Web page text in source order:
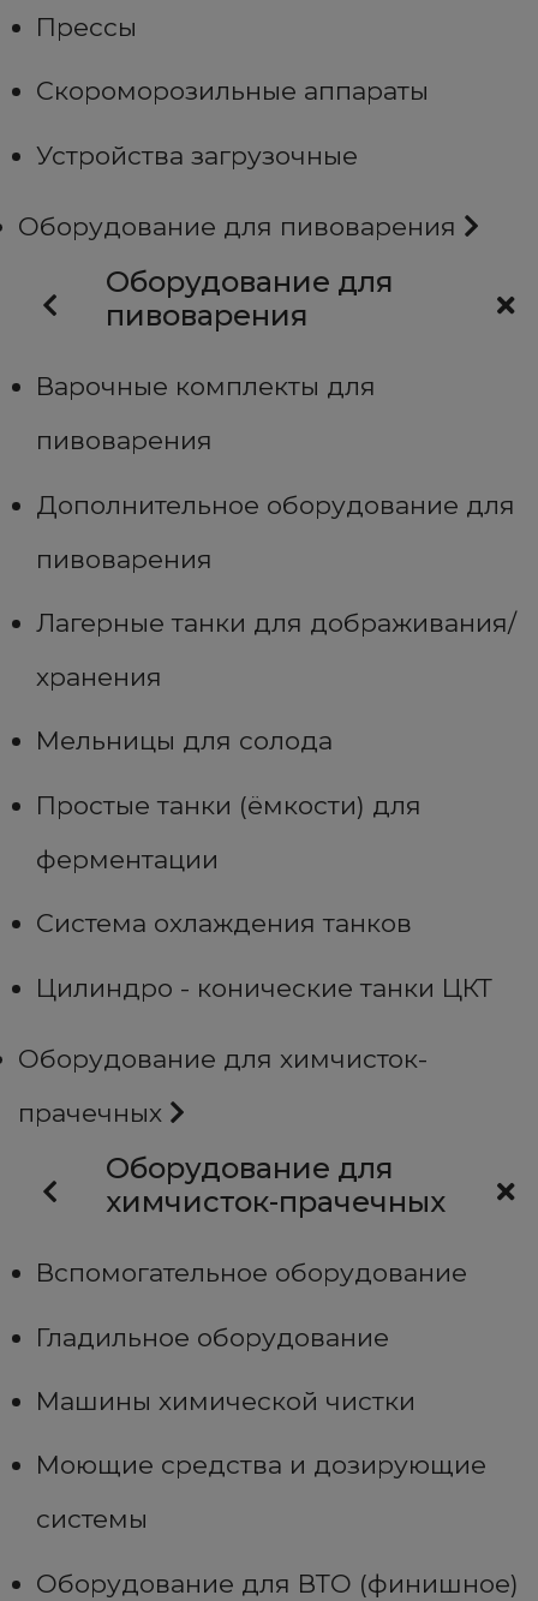
Прессы
Скороморозильные аппараты
Устройства загрузочные
Оборудование для пивоварения
Оборудование для
пивоварения
Варочные комплекты для
пивоварения
Дополнительное оборудование для
пивоварения
Лагерные танки для дображивания/
хранения
Мельницы для солода
Простые танки (ёмкости) для
ферментации
Система охлаждения танков
Цилиндро - конические танки ЦКТ
Оборудование для химчисток-
прачечных
Оборудование для
химчисток-прачечных
Вспомогательное оборудование
Гладильное оборудование
Машины химической чистки
Моющие средства и дозирующие
системы
Оборудование для ВТО (финишное)